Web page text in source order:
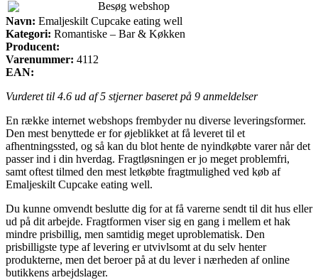
Besøg webshop
Navn: Emaljeskilt Cupcake eating well
Kategori: Romantiske – Bar & Køkken
Producent:
Varenummer: 4112
EAN:
Vurderet til 4.6 ud af 5 stjerner baseret på 9 anmeldelser
En række internet webshops frembyder nu diverse leveringsformer.
Den mest benyttede er for øjeblikket at få leveret til et
afhentningssted, og så kan du blot hente de nyindkøbte varer når det
passer ind i din hverdag. Fragtløsningen er jo meget problemfri,
samt oftest tilmed den mest letkøbte fragtmulighed ved køb af
Emaljeskilt Cupcake eating well.
Du kunne omvendt beslutte dig for at få varerne sendt til dit hus eller
ud på dit arbejde. Fragtformen viser sig en gang i mellem et hak
mindre prisbillig, men samtidig meget uproblematisk. Den
prisbilligste type af levering er utvivlsomt at du selv henter
produkterne, men det beroer på at du lever i nærheden af online
butikkens arbejdslager.